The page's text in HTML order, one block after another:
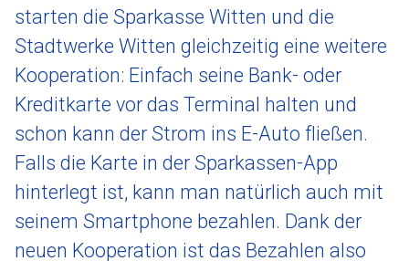
starten die Sparkasse Witten und die
Stadtwerke Witten gleichzeitig eine weitere
Kooperation: Einfach seine Bank- oder
Kreditkarte vor das Terminal halten und
schon kann der Strom ins E-Auto fließen.
Falls die Karte in der Sparkassen-App
hinterlegt ist, kann man natürlich auch mit
seinem Smartphone bezahlen. Dank der
neuen Kooperation ist das Bezahlen also